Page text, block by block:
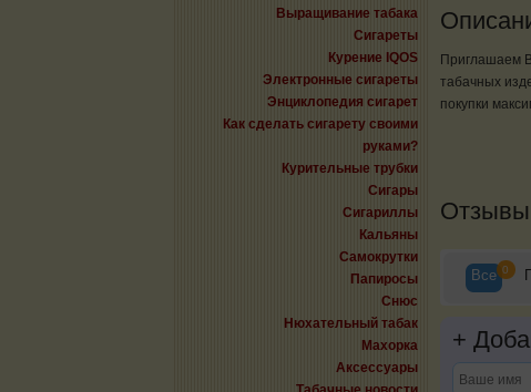
Выращивание табака
Сигареты
Курение IQOS
Электронные сигареты
Энциклопедия сигарет
Как сделать сигарету своими
руками?
Курительные трубки
Сигары
Сигариллы
Кальяны
Самокрутки
Папиросы
Снюс
Нюхательный табак
Махорка
Аксессуары
Приглашаем
табачных
покупки
Отзывы
Все 0
+